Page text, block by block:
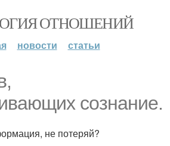
ОТНОШЕНИЙ
новости статьи
сознание.
не потеряй?